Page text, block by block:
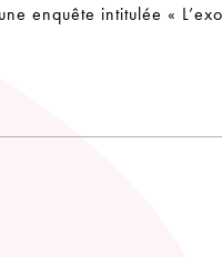
enquête intitulée «